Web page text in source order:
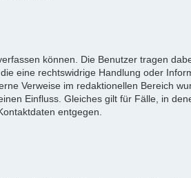
können. Die Benutzer tragen
eine rechtswidrige Handlung oder
Verweise im redaktionellen Bereich
Einfluss. Gleiches gilt für Fälle, in
entgegen.